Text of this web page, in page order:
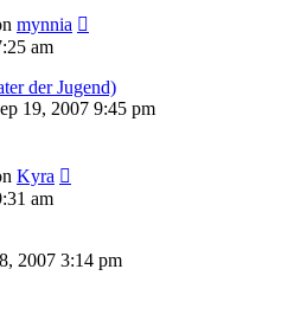
mynnia
am
der Jugend)
19, 2007 9:45 pm
Kyra
am
2007 3:14 pm